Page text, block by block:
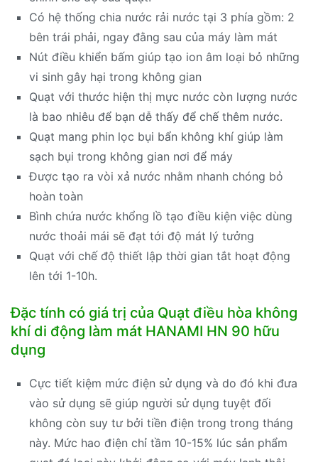
Có hệ thống chia nước rải nước tại 3 phía gồm: 2
bên trái phải, ngay đằng sau của máy làm mát
Nút điều khiển bấm giúp tạo ion âm loại bỏ những
vi sinh gây hại trong không gian
Quạt với thước hiện thị mực nước còn lượng nước
là bao nhiêu để bạn dễ thấy để chế thêm nước.
Quạt mang phin lọc bụi bẩn không khí giúp làm
sạch bụi trong không gian nơi để máy
Được tạo ra vòi xả nước nhằm nhanh chóng bỏ
hoàn toàn
Bình chứa nước khổng lồ tạo điều kiện việc dùng
nước thoải mái sẽ đạt tới độ mát lý tưởng
Quạt với chế độ thiết lập thời gian tắt hoạt động
lên tới 1-10h.
Đặc tính có giá trị của Quạt điều hòa không
khí di động làm mát HANAMI HN 90 hữu
dụng
Cực tiết kiệm mức điện sử dụng và do đó khi đưa
vào sử dụng sẽ giúp người sử dụng tuyệt đối
không còn suy tư bởi tiền điện trong trong tháng
này. Mức hao điện chỉ tầm 10-15% lúc sản phẩm